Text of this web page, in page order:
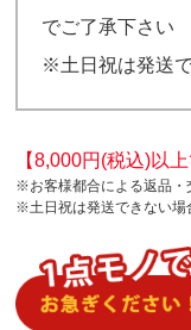
でご了承下さい
※土日祝は発送
【8,000円(税込)以
※お客様都合による返品・
※土日祝は発送できない場